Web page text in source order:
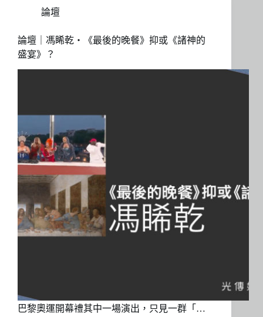
論壇
論壇｜馮睎乾・《最後的晚餐》抑或《諸神的
盛宴》？
巴黎奧運開幕禮其中一場演出，只見一群「…